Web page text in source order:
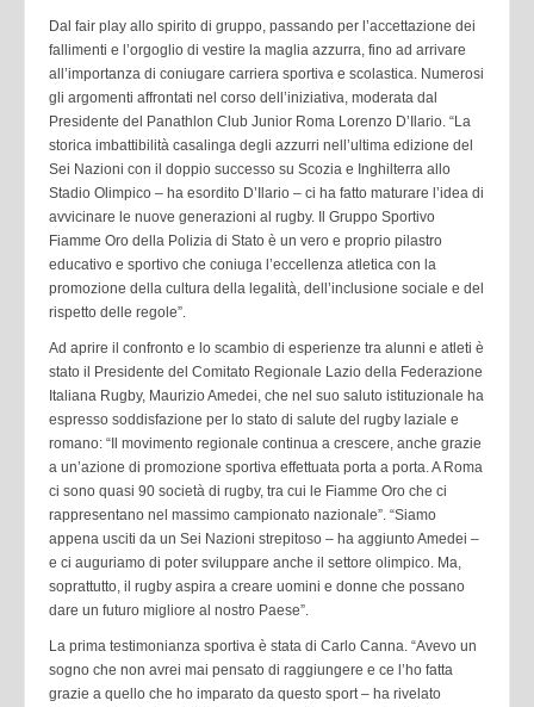
Dal fair play allo spirito di gruppo, passando per l’accettazione dei
fallimenti e l’orgoglio di vestire la maglia azzurra, fino ad arrivare
all’importanza di coniugare carriera sportiva e scolastica. Numerosi
gli argomenti affrontati nel corso dell’iniziativa, moderata dal
Presidente del Panathlon Club Junior Roma Lorenzo D’Ilario. “La
storica imbattibilità casalinga degli azzurri nell’ultima edizione del
Sei Nazioni con il doppio successo su Scozia e Inghilterra allo
Stadio Olimpico – ha esordito D’Ilario – ci ha fatto maturare l’idea di
avvicinare le nuove generazioni al rugby. Il Gruppo Sportivo
Fiamme Oro della Polizia di Stato è un vero e proprio pilastro
educativo e sportivo che coniuga l’eccellenza atletica con la
promozione della cultura della legalità, dell’inclusione sociale e del
rispetto delle regole”.
Ad aprire il confronto e lo scambio di esperienze tra alunni e atleti è
stato il Presidente del Comitato Regionale Lazio della Federazione
Italiana Rugby, Maurizio Amedei, che nel suo saluto istituzionale ha
espresso soddisfazione per lo stato di salute del rugby laziale e
romano: “Il movimento regionale continua a crescere, anche grazie
a un’azione di promozione sportiva effettuata porta a porta. A Roma
ci sono quasi 90 società di rugby, tra cui le Fiamme Oro che ci
rappresentano nel massimo campionato nazionale”. “Siamo
appena usciti da un Sei Nazioni strepitoso – ha aggiunto Amedei –
e ci auguriamo di poter sviluppare anche il settore olimpico. Ma,
soprattutto, il rugby aspira a creare uomini e donne che possano
dare un futuro migliore al nostro Paese”.
La prima testimonianza sportiva è stata di Carlo Canna. “Avevo un
sogno che non avrei mai pensato di raggiungere e ce l’ho fatta
grazie a quello che ho imparato da questo sport – ha rivelato